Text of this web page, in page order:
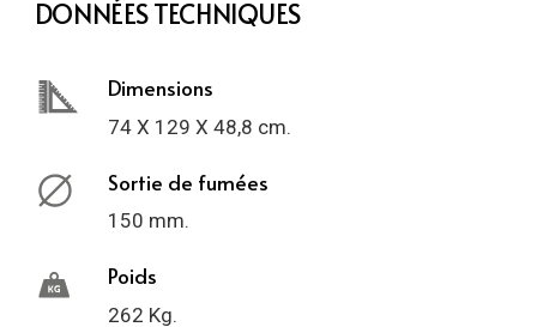
DONNÉES TECHNIQUES
Dimensions
74 X 129 X 48,8 cm.
Sortie de fumées
150 mm.
Poids
262 Kg.